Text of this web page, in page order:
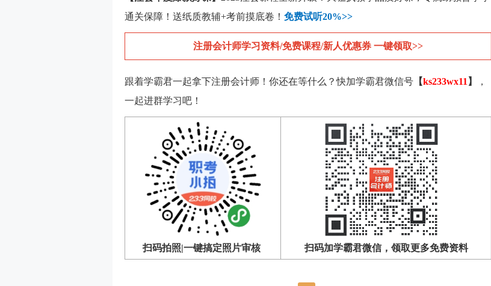
通关保障！送纸质教辅+考前摸底卷！ 免费试听20%>>
注册会计师学习资料/免费课程/新人优惠券 一键领取>>
跟着学霸君一起拿下注册会计师！你还在等什么？快加学霸君微信号 【ks233wx11 】
，
一起进群学习吧！
扫码拍照|一键搞定照片审核 扫码加学霸君微信，领取更多免费资料